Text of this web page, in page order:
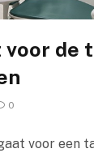
voor de
0
voor een